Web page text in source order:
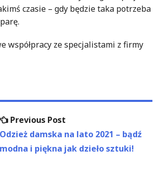
czasie – gdy będzie taka potrzeba
współpracy ze specjalistami z firmy
Previous PostPrevious
post:
Odzież damska na lato 2021 – bądź
modna i piękna jak dzieło sztuki!